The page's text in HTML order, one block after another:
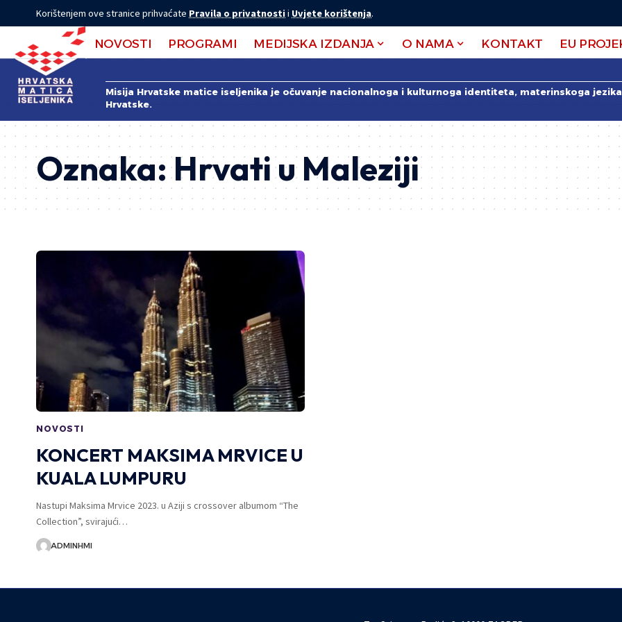
Korištenjem ove stranice prihvaćate Pravila o privatnostii Uvjete korištenja.
NOVOSTI PROGRAMI MEDIJSKA IZDANJA O NAMA KONTAKT EU
Misija Hrvatske matice iseljenika je očuvanje nacionalnoga i kulturnoga identiteta, materinskoga
Hrvatske.
Oznaka:Hrvati u Maleziji
NOVOSTI
KONCERT MAKSIMA MRVICE U
KUALA LUMPURU
Nastupi Maksima Mrvice 2023. u Aziji s crossover albumom “The
Collection”, svirajući…
ADMINHMI